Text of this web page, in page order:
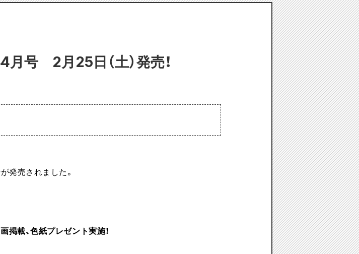
号 2月25日（土）発売！
発売されました。
掲載、色紙プレゼント実施！